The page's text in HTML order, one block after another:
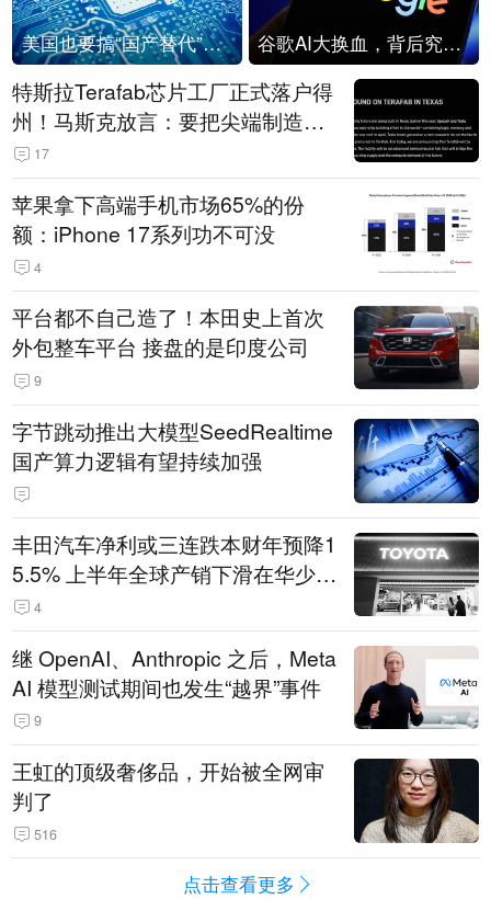
美国也要搞“国产替代”？先算清三笔账 谷歌AI大换血，背后究竟发生了什么？
特斯拉Terafab芯片工厂正式落户得
州！马斯克放言：要把尖端制造带
回美国
17
苹果拿下高端手机市场65%的份
额：iPhone 17系列功不可没
4
平台都不自己造了！本田史上首次
外包整车平台 接盘的是印度公司
9
字节跳动推出大模型SeedRealtime
国产算力逻辑有望持续加强
丰田汽车净利或三连跌本财年预降1
5.5% 上半年全球产销下滑在华少卖
14.3万辆
4
继 OpenAI、Anthropic 之后，Meta
AI 模型测试期间也发生“越界”事件
9
王虹的顶级奢侈品，开始被全网审
判了
516
点击查看更多